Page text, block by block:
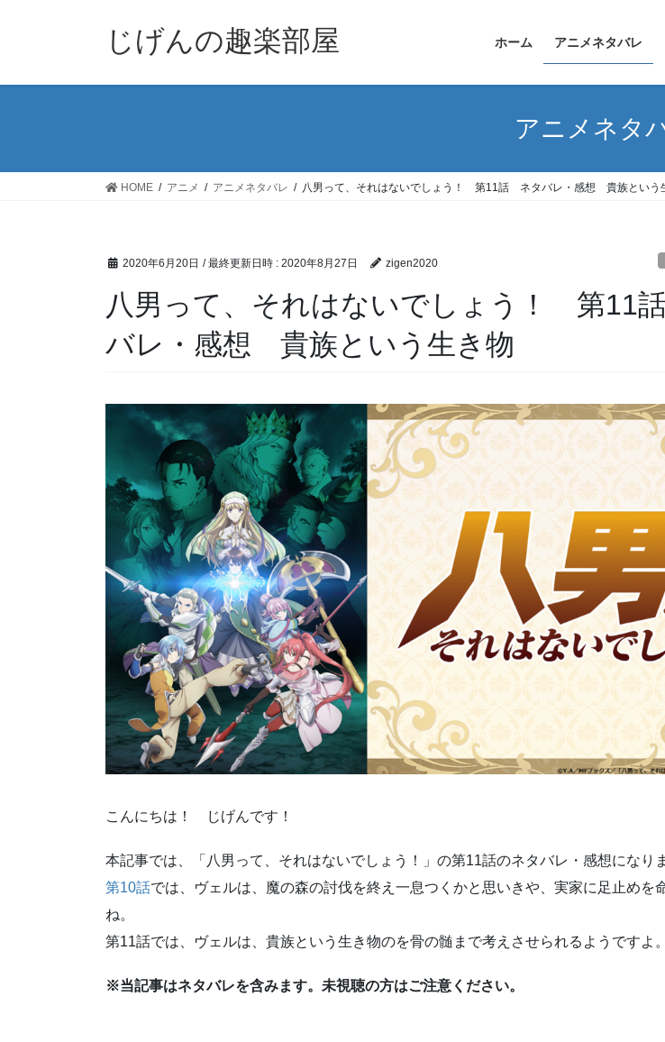
じげんの趣楽部屋 ホーム アニメネタバレ
アニメネタ
HOME アニメ アニメネタバレ 八男って、それはないでしょう！ 第11話 ネタバレ・感想 貴族という
2020年6月20日 / 最終更新日時 : 2020年8月27日 zigen2020
八男って、それはないでしょう！ 第11
バレ・感想 貴族という生き物
こんにちは！ じげんです！
本記事では、「八男って、それはないでしょう！」の第11話のネタバレ・感想になり
第10話では、ヴェルは、魔の森の討伐を終え一息つくかと思いきや、実家に足止めを
ね。
第11話では、ヴェルは、貴族という生き物のを骨の髄まで考えさせられるようですよ。
※当記事はネタバレを含みます。未視聴の方はご注意ください。